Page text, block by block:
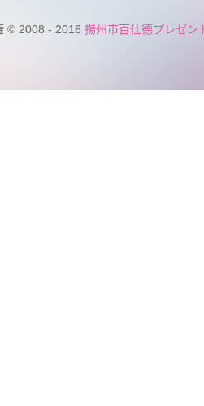
© 2008 - 2016 揚州市百仕德プレゼン